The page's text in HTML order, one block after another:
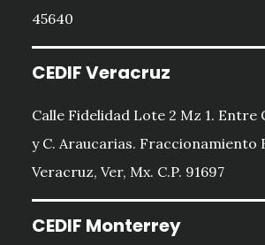
45640
CEDIF Veracruz
Calle Fidelidad Lote 2 Mz 1. Entre
y C. Araucarias. Fraccionamiento
Veracruz, Ver, Mx. C.P. 91697
CEDIF Monterrey